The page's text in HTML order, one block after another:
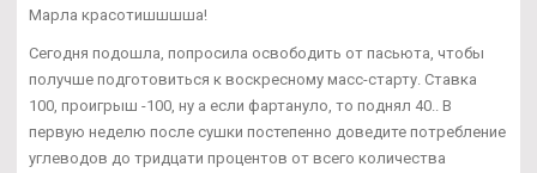
Марла красотишшшша!
Сегодня подошла, попросила освободить от пасьюта, чтобы
получше подготовиться к воскресному масс-старту. Ставка
100, проигрыш -100, ну а если фартануло, то поднял 40.. В
первую неделю после сушки постепенно доведите потребление
углеводов до тридцати процентов от всего количества